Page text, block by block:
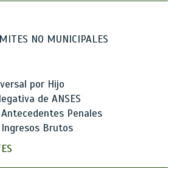
NO MUNICIPALES
por Hijo
de ANSES
Penales
Brutos